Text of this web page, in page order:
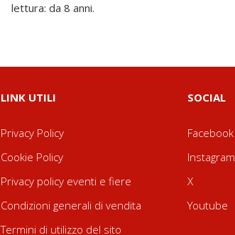
lettura: da 8 anni.
LINK UTILI
Privacy Policy
Cookie Policy
Privacy policy eventi e fiere
Condizioni generali di vendita
Termini di utilizzo del sito
SOCIAL
Facebook
Instagram
X
Youtube